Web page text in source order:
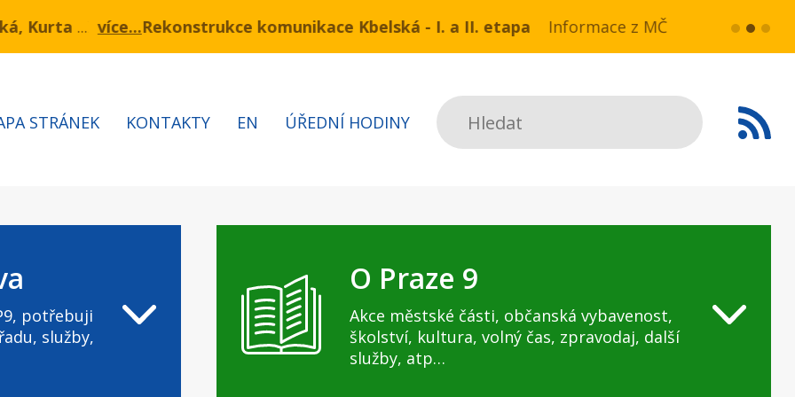
3.7 – 7.8.2026 bude probíhat obnova kabelů VN a NN v ul. Drahobejlova,
komunikace Kbelská - I. a II. etapa Informace z MČ Praha 9:Havarijní stav ulice Kbelská (úsek
více... HAVARIJNÍ
Hledat
STRÁNEK KONTAKTY EN ÚŘEDNÍ HODINY
potřebuji
služby,
O Praze 9
Akce městské části, občanská vybavenost,
školství, kultura, volný čas, zpravodaj, další
služby, atp…